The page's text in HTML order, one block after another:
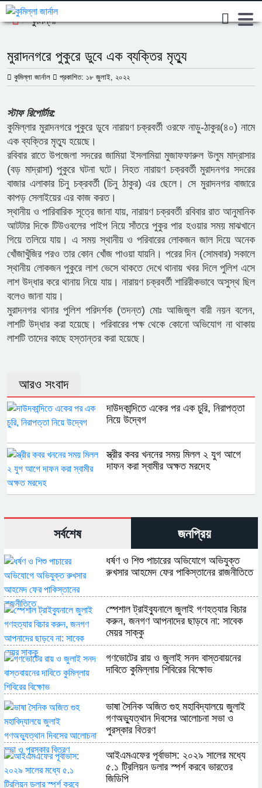
কুমিল্লা
মুরাদনগরে পুকুরে ডুবে এক ব্যক্তির মৃত্যু
কুমিল্লা জার্নাল প্রকাশিত: ১৮ জুলাই, ২০২২
স্টাফ রিপোর্টার:
কুমিল্লার মুরাদনগরে পুকুরে ডুবে নারায়ণ চক্রবর্তী ওরফে নাড়ু-ঠাকুর(৪০) নামে
এক ব্যক্তির মৃত্যু হয়েছে।
রবিবার রাতে উপজেলা সদরের জামিয়া ইসলামিয়া মুজাফফারুল উলুম মাদ্রাসার
(বড় মাদ্রাসা) পুকুরে ঘটনা ঘটে। নিহত নারায়ণ চক্রবর্তী মুরাদনগর সদরের
বাজার এলাকার চিনু চক্রবর্তী (চিনু ঠাকুর) এর ছেলে। সে মুরাদনগর বাজারে
কাপড় সেলাইয়ের এর কাজ করত।
স্থানীয় ও পারিবারিক সূত্রে জানা যায়, নারায়ণ চক্রবর্তী রবিবার রাত আনুমানিক
আটটার দিকে টিউওবলের পাইপ নিয়ে সাঁতরে পুকুর পার হওয়ার সময় মাঝখানে
গিয়ে তলিয়ে যায়। এ সময় স্থানীয় ও পরিবারের লোকজন জাল দিয়ে অনেক
খোঁজাখুঁজির পরও তার কোন খোঁজ পাওয়া যায়নি। পরের দিন (সোমবার) সকালে
স্থানীয় লোকজন পুকুরে লাশ ভেসে থাকতে দেখে থানায় খবর দিলে পুলিশ এসে
লাশ উদ্ধার করে থানায় নিয়ে যায়। নারায়ণ চক্রবর্তী শারিরীকভাবে অসুস্থ ছিল
বলেও জানা যায়।
মুরাদনগর থানার পুলিশ পরিদর্শক (তদন্ত) মোঃ আজিজুল বারী নয়ন বলেন,
লাশটি উদ্ধার করা হয়েছে। পরিবারের পক্ষ থেকে কোনো অভিযোগ না থাকায়
লাশটি তাদের কাছে হস্তান্তর করা হয়েছে।
আরও সংবাদ
দাউদকান্দিতে একের পর এক চুরি, নিরাপত্তা
নিয়ে উদ্বেগ
স্ত্রীর কবর খননের সময় মিলল ২ যুগ আগে
দাফন করা স্বামীর অক্ষত মরদেহ
সর্বশেষ জনপ্রিয়
ধর্ষণ ও শিশু পাচারের অভিযোগে অভিযুক্ত
রুখসার আহমেদ ফের পাকিস্তানের রাজনীতিতে
স্পেশাল ট্রাইব্যুনালে জুলাই গণহত্যার বিচার
করুন, জনগণ আপনাদের ছাড়বে না: সাবেক
মেয়র সাক্কু
গণভোটের রায় ও জুলাই সনদ বাস্তবায়নের
দাবিতে কুমিল্লায় শিবিরের বিক্ষোভ
ভাষা সৈনিক অজিত গুহ মহাবিদ্যালয়ে জুলাই
গণঅভ্যুত্থান দিবসের আলোচনা সভা ও
পুরস্কার বিতরণ
​আইএমএফের পূর্বাভাস: ২০২৯ সালের মধ্যে
৫.১ ট্রিলিয়ন ডলার স্পর্শ করবে ভারতের
জিডিপি